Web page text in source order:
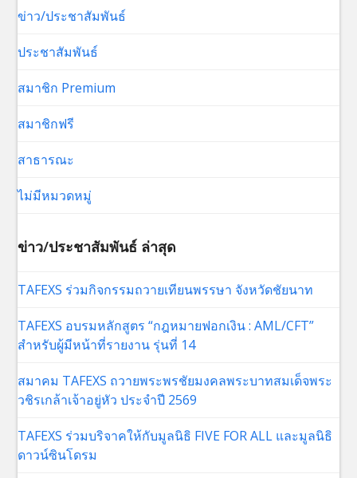
ข่าว/ประชาสัมพันธ์
ประชาสัมพันธ์
สมาชิก Premium
สมาชิกฟรี
สาธารณะ
ไม่มีหมวดหมู่
ข่าว/ประชาสัมพันธ์ ล่าสุด
TAFEXS ร่วมกิจกรรมถวายเทียนพรรษา จังหวัดชัยนาท
TAFEXS อบรมหลักสูตร “กฎหมายฟอกเงิน : AML/CFT”
สำหรับผู้มีหน้าที่รายงาน รุ่นที่ 14
สมาคม TAFEXS ถวายพระพรชัยมงคลพระบาทสมเด็จพระ
วชิรเกล้าเจ้าอยู่หัว ประจำปี 2569
TAFEXS ร่วมบริจาคให้กับมูลนิธิ FIVE FOR ALL และมูลนิธิ
ดาวน์ซินโดรม